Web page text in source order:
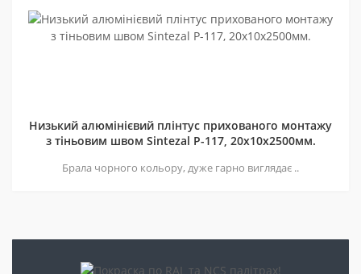
Низький алюмінієвий плінтус прихованого монтажу
з тіньовим швом Sintezal P-117, 20х10х2500мм.
Брала чорного кольору, дуже гарно виглядає ..